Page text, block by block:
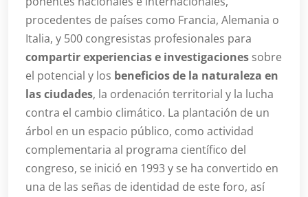
procedentes de países como Francia, Alemania o
Italia, y 500 congresistas profesionales para
compartir experiencias e investigaciones sobre
el potencial y los beneficios de la naturaleza en
las ciudades, la ordenación territorial y la lucha
contra el cambio climático. La plantación de un
árbol en un espacio público, como actividad
complementaria al programa científico del
congreso, se inició en 1993 y se ha convertido en
una de las señas de identidad de este foro, así